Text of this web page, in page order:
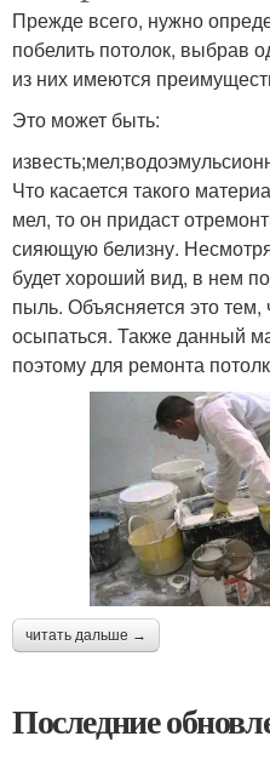
Прежде всего, нужно
побелить потолок, выбрав
из них имеются
Это может быть:
Что касается такого
мел, то он придаст
сияющую белизну.
будет хороший вид, в нем
пыль. Объясняется это тем,
осыпаться. Также данный
поэтому для ремонта
читать дальше →
Последние